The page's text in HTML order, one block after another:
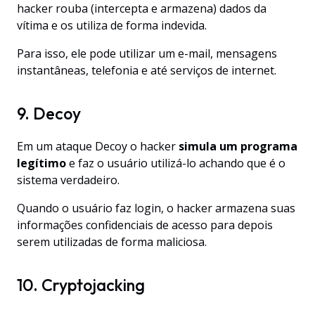
hacker rouba (intercepta e armazena) dados da
vítima e os utiliza de forma indevida.
Para isso, ele pode utilizar um e-mail, mensagens
instantâneas, telefonia e até serviços de internet.
9. Decoy
Em um ataque Decoy o hacker simula um programa
legítimoe faz o usuário utilizá-lo achando que é o
sistema verdadeiro.
Quando o usuário faz login, o hacker armazena suas
informações confidenciais de acesso para depois
serem utilizadas de forma maliciosa.
10. Cryptojacking